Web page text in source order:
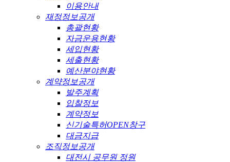
이용안내
재정정보공개
총괄현황
자금운용현황
세입현황
세출현황
예산분야현황
계약정보공개
발주계획
입찰정보
계약정보
신기술특허OPEN창구
대금지급
조직정보공개
대전시 공무원 정원